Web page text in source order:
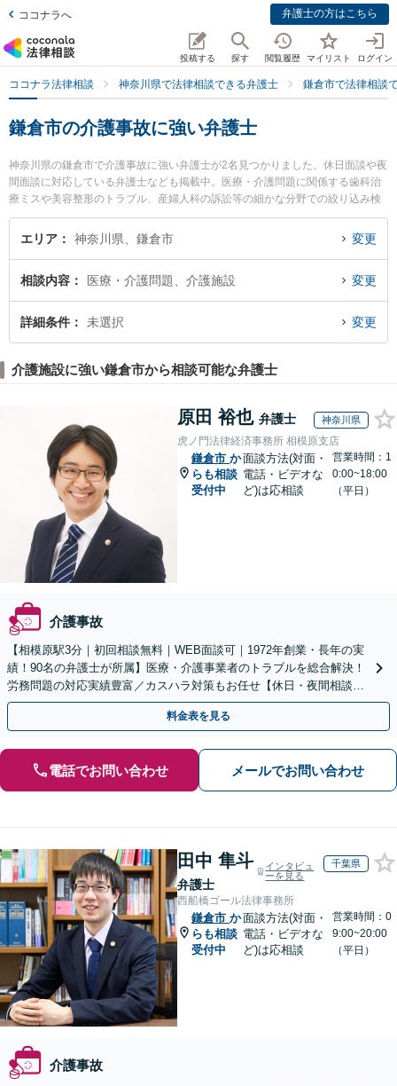
ココナラへ 弁護士の方はこちら
投稿する 探す 閲覧履歴 マイリスト ログイン
ココナラ法律相談 神奈川県で法律相談できる弁護士 鎌倉市で法律相談
鎌倉市の介護事故に強い弁護士
神奈川県の鎌倉市で介護事故に強い弁護士が2名見つかりました。休日面談や夜
間面談に対応している弁護士なども掲載中。医療・介護問題に関係する歯科治
療ミスや美容整形のトラブル、産婦人科の訴訟等の細かな分野での絞り込み検
索もでき便利です。特にきむら法律事務所の木村 悠弁護士や鎌倉りんどう法律
事務所の福島 史恵弁護士のプロフィール情報や弁護士費用、強みなどが注目さ
検索したい』『初回相談無料で介護事故を法律相談できる鎌倉市内の弁護士に
相談予約したい』などでお困りの相談者さんにおすすめです。
エリア 神奈川県、鎌倉市 変更
相談内容 医療・介護問題、介護施設 変更
詳細条件 未選択 変更
介護施設に強い鎌倉市から相談可能な弁護士
原田 裕也 弁護士 神奈川県
虎ノ門法律経済事務所 相模原支店
鎌倉市 か
らも相談
受付中
面談方法(対面・
電話・ビデオな
ど)は応相談
営業時間：1
0:00~18:00
（平日）
介護事故
【相模原駅3分｜初回相談無料｜WEB面談可｜1972年創業・長年の実
績！90名の弁護士が所属】医療・介護事業者のトラブルを総合解決！
労務問題の対応実績豊富／カスハラ対策もお任せ【休日・夜間相談可
／忙しい方にも安心の柔軟なサポート体制】
料金表を見る
電話でお問い合わせ メールでお問い合わせ
田中 隼斗
弁護士
インタビュ
ーを見る
千葉県
西船橋ゴール法律事務所
鎌倉市 か
らも相談
受付中
面談方法(対面・
電話・ビデオな
ど)は応相談
営業時間：0
9:00~20:00
（平日）
介護事故